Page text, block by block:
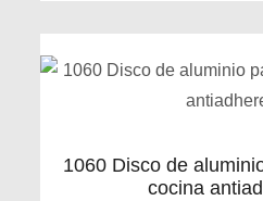
1060 Disco de
cocina